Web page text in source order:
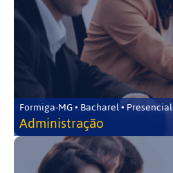
Formiga-MG • Bacharel • Presencial
Administração